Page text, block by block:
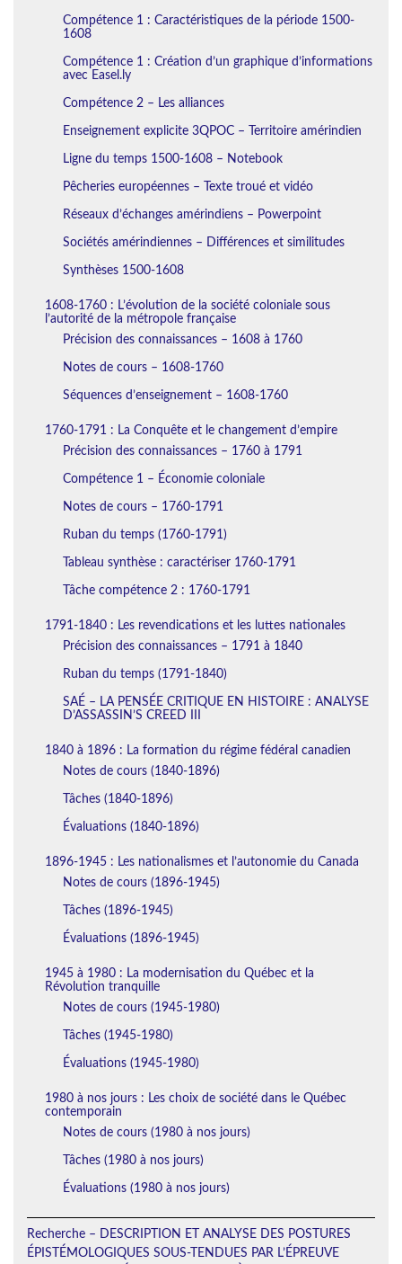
Compétence 1 : Caractéristiques de la période 1500-
1608
Compétence 1 : Création d’un graphique d’informations
avec Easel.ly
Compétence 2 – Les alliances
Enseignement explicite 3QPOC – Territoire amérindien
Ligne du temps 1500-1608 – Notebook
Pêcheries européennes – Texte troué et vidéo
Réseaux d’échanges amérindiens – Powerpoint
Sociétés amérindiennes – Différences et similitudes
Synthèses 1500-1608
1608-1760 : L’évolution de la société coloniale sous
l’autorité de la métropole française
Précision des connaissances – 1608 à 1760
Notes de cours – 1608-1760
Séquences d’enseignement – 1608-1760
1760-1791 : La Conquête et le changement d’empire
Précision des connaissances – 1760 à 1791
Compétence 1 – Économie coloniale
Notes de cours – 1760-1791
Ruban du temps (1760-1791)
Tableau synthèse : caractériser 1760-1791
Tâche compétence 2 : 1760-1791
1791-1840 : Les revendications et les luttes nationales
Précision des connaissances – 1791 à 1840
Ruban du temps (1791-1840)
SAÉ – LA PENSÉE CRITIQUE EN HISTOIRE : ANALYSE
D’ASSASSIN’S CREED III
1840 à 1896 : La formation du régime fédéral canadien
Notes de cours (1840-1896)
Tâches (1840-1896)
Évaluations (1840-1896)
1896-1945 : Les nationalismes et l’autonomie du Canada
Notes de cours (1896-1945)
Tâches (1896-1945)
Évaluations (1896-1945)
1945 à 1980 : La modernisation du Québec et la
Révolution tranquille
Notes de cours (1945-1980)
Tâches (1945-1980)
Évaluations (1945-1980)
1980 à nos jours : Les choix de société dans le Québec
contemporain
Notes de cours (1980 à nos jours)
Tâches (1980 à nos jours)
Évaluations (1980 à nos jours)
Recherche – DESCRIPTION ET ANALYSE DES POSTURES
ÉPISTÉMOLOGIQUES SOUS-TENDUES PAR L’ÉPREUVE